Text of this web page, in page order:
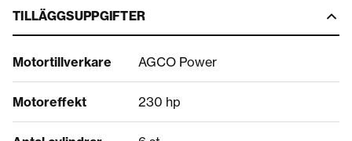
TILLÄGGSUPPGIFTER
Motortillverkare AGCO Power
Motoreffekt 230 hp